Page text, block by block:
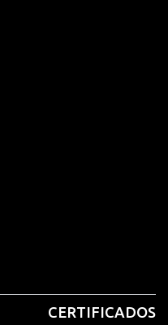
CERTIFICADOS